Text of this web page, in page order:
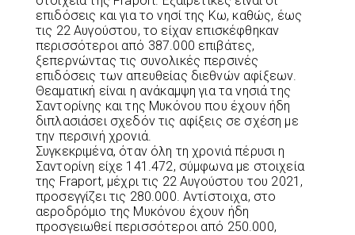
επιδόσεις και για το νησί της Κω, καθώς, έως
τις 22 Αυγούστου, το είχαν επισκέφθηκαν
περισσότεροι από 387.000 επιβάτες,
ξεπερνώντας τις συνολικές περσινές
επιδόσεις των απευθείας διεθνών αφίξεων.
Θεαματική είναι η ανάκαμψη για τα νησιά της
Σαντορίνης και της Μυκόνου που έχουν ήδη
διπλασιάσει σχεδόν τις αφίξεις σε σχέση με
την περσινή χρονιά.
Συγκεκριμένα, όταν όλη τη χρονιά πέρυσι η
Σαντορίνη είχε 141.472, σύμφωνα με στοιχεία
της Fraport, μέχρι τις 22 Αυγούστου του 2021,
προσεγγίζει τις 280.000. Αντίστοιχα, στο
αεροδρόμιο της Μυκόνου έχουν ήδη
προσγειωθεί περισσότεροι από 250.000,